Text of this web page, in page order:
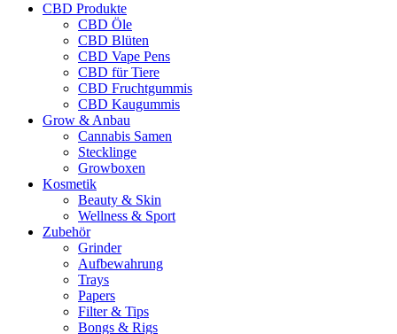
CBD Produkte
CBD Öle
CBD Blüten
CBD Vape Pens
CBD für Tiere
CBD Fruchtgummis
CBD Kaugummis
Grow & Anbau
Cannabis Samen
Stecklinge
Growboxen
Kosmetik
Beauty & Skin
Wellness & Sport
Zubehör
Grinder
Aufbewahrung
Trays
Papers
Filter & Tips
Bongs & Rigs